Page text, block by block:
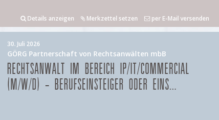
Details anzeigen Merkzettel setzen per E-Mail versenden
30. Juli 2026
GÖRG Partnerschaft von Rechtsanwälten mbB
RECHTSANWALT IM BEREICH IP/IT/COMMERCIAL
(M/W/D) – BERUFSEINSTEIGER ODER EINS...